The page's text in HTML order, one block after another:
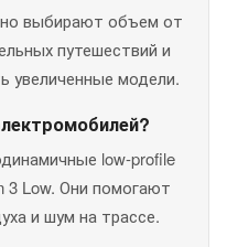
выбирают объем от
путешествий и
увеличенные модели.
low-profile
3 Low. Они помогают
и шум на трассе.